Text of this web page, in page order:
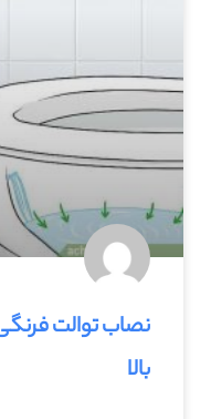
نصاب توالت
بالا